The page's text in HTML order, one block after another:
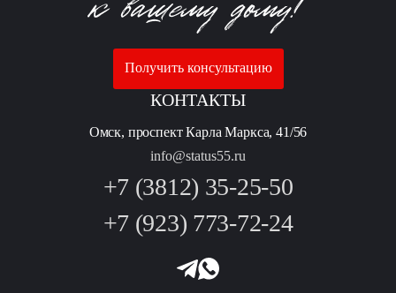
Получить консультацию
КОНТАКТЫ
Омск, проспект Карла Маркса, 41/56
info@status55.ru
+7 (3812) 35-25-50
+7 (923) 773-72-24